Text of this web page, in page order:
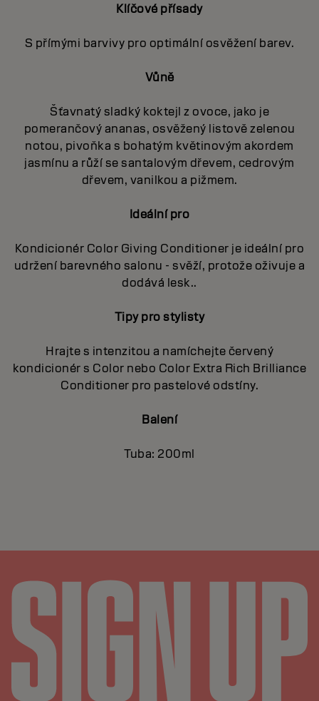
Klíčové přísady
S přímými barvivy pro optimální osvěžení barev.
Vůně
Šťavnatý sladký koktejl z ovoce, jako je
pomerančový ananas, osvěžený listově zelenou
notou, pivoňka s bohatým květinovým akordem
jasmínu a růží se santalovým dřevem, cedrovým
dřevem, vanilkou a pižmem.
Ideální pro
Kondicionér Color Giving Conditioner je ideální pro
udržení barevného salonu - svěží, protože oživuje a
dodává lesk..
Tipy pro stylisty
Hrajte s intenzitou a namíchejte červený
kondicionér s Color nebo Color Extra Rich Brilliance
Conditioner pro pastelové odstíny.
Balení
Tuba: 200ml